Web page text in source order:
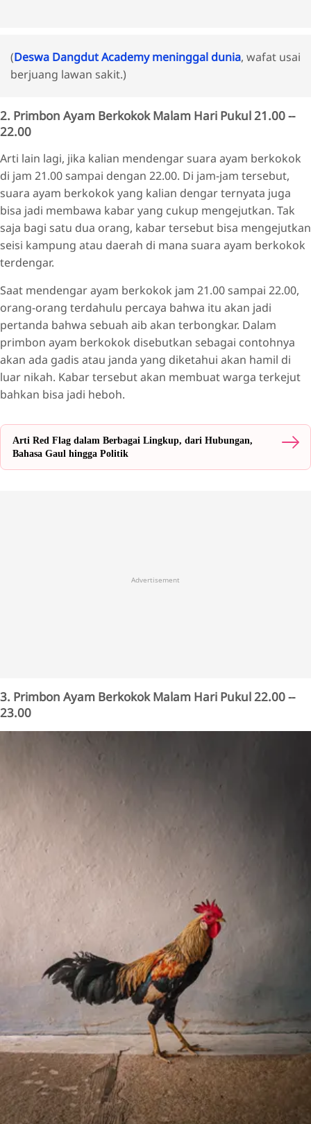
(Deswa Dangdut Academy meninggal dunia, wafat usai
berjuang lawan sakit.)
2. Primbon Ayam Berkokok Malam Hari Pukul 21.00 --
22.00
Arti lain lagi, jika kalian mendengar suara ayam berkokok
di jam 21.00 sampai dengan 22.00. Di jam-jam tersebut,
suara ayam berkokok yang kalian dengar ternyata juga
bisa jadi membawa kabar yang cukup mengejutkan. Tak
saja bagi satu dua orang, kabar tersebut bisa mengejutkan
seisi kampung atau daerah di mana suara ayam berkokok
terdengar.
Saat mendengar ayam berkokok jam 21.00 sampai 22.00,
orang-orang terdahulu percaya bahwa itu akan jadi
pertanda bahwa sebuah aib akan terbongkar. Dalam
primbon ayam berkokok disebutkan sebagai contohnya
akan ada gadis atau janda yang diketahui akan hamil di
luar nikah. Kabar tersebut akan membuat warga terkejut
bahkan bisa jadi heboh.
Arti Red Flag dalam Berbagai Lingkup, dari Hubungan,
Bahasa Gaul hingga Politik
Advertisement
3. Primbon Ayam Berkokok Malam Hari Pukul 22.00 --
23.00